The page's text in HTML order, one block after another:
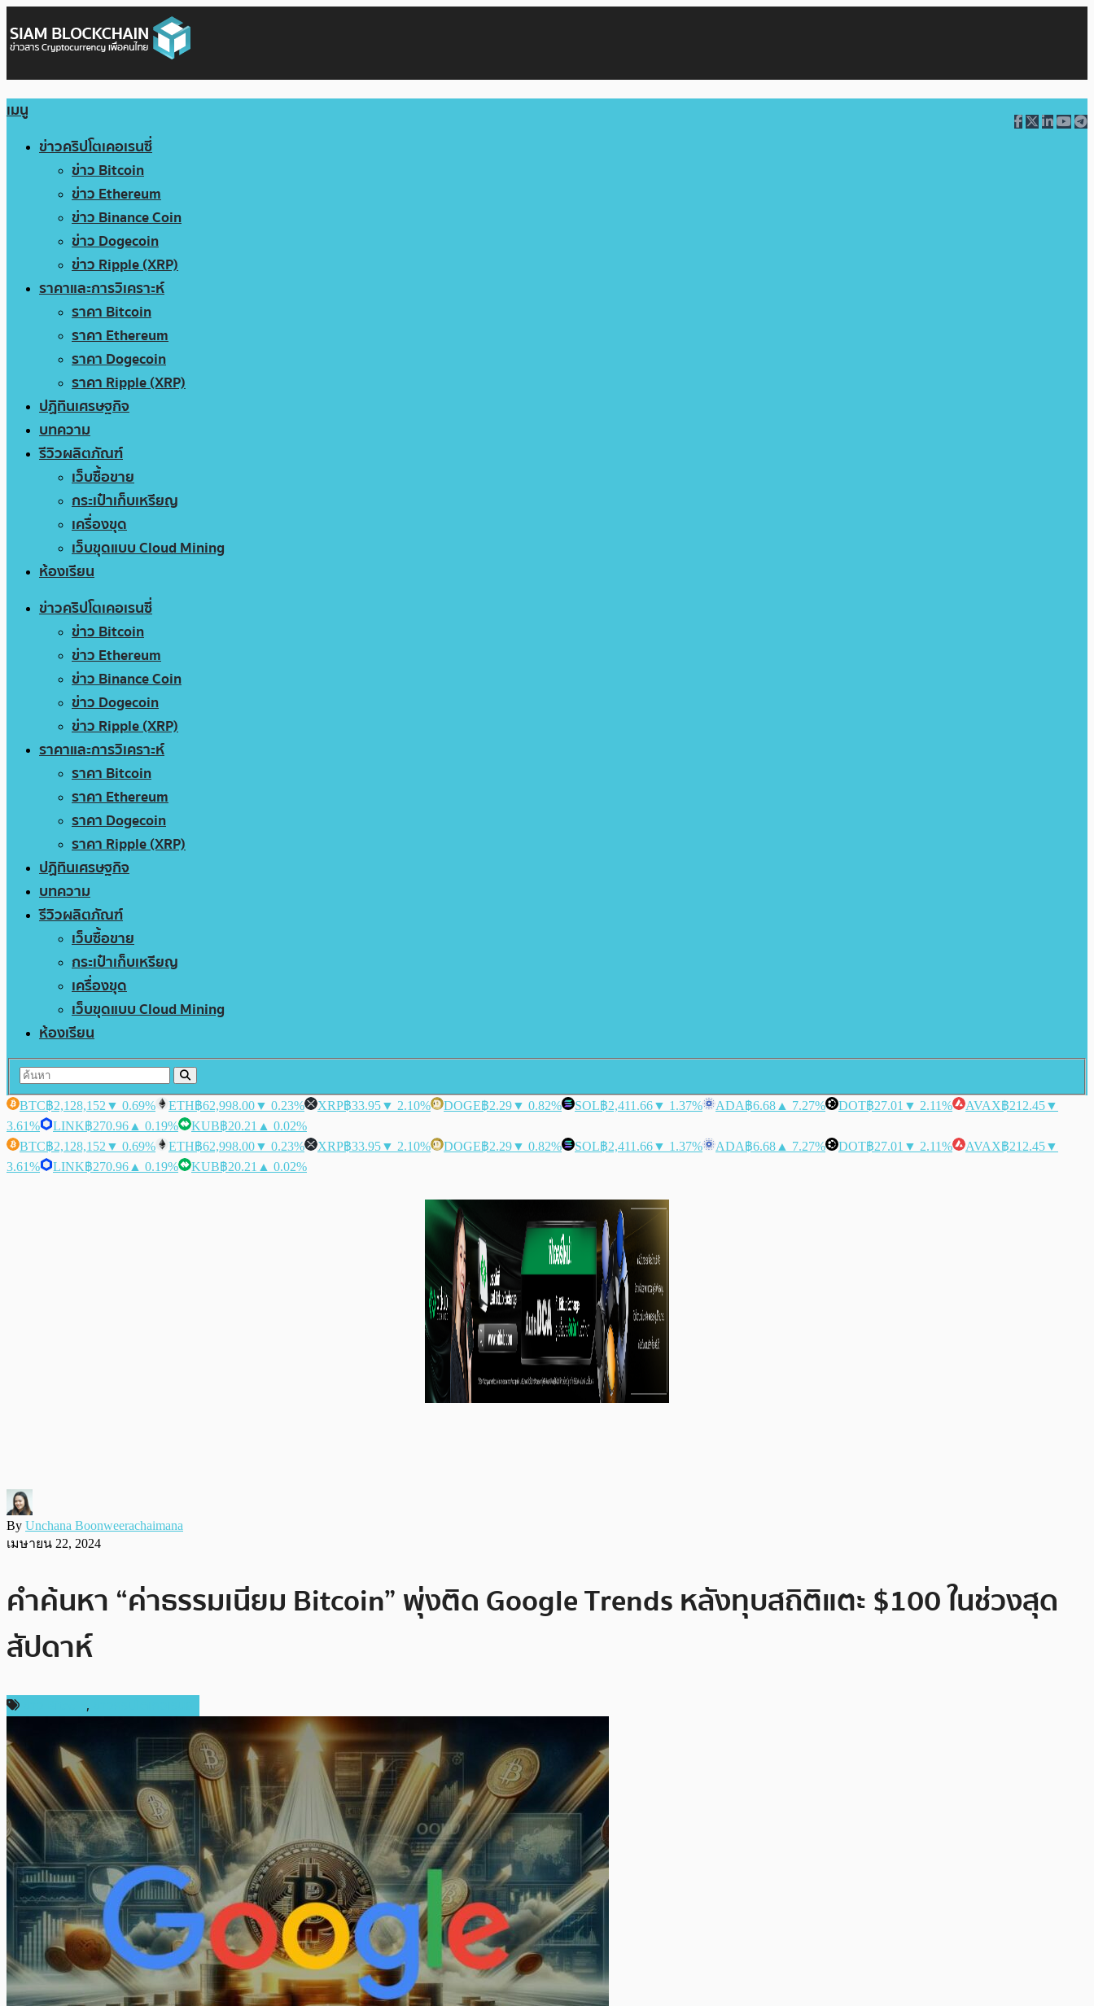
เมนู
ข่าวคริปโตเคอเรนซี่
ข่าว Bitcoin
ข่าว Ethereum
ข่าว Binance Coin
ข่าว Dogecoin
ข่าว Ripple (XRP)
ราคาและการวิเคราะห์
ราคา Bitcoin
ราคา Ethereum
ราคา Dogecoin
ราคา Ripple (XRP)
ปฏิทินเศรษฐกิจ
บทความ
รีวิวผลิตภัณฑ์
เว็บซื้อขาย
กระเป๋าเก็บเหรียญ
เครื่องขุด
เว็บขุดแบบ Cloud Mining
ห้องเรียน
ข่าวคริปโตเคอเรนซี่
ข่าว Bitcoin
ข่าว Ethereum
ข่าว Binance Coin
ข่าว Dogecoin
ข่าว Ripple (XRP)
ราคาและการวิเคราะห์
ราคา Bitcoin
ราคา Ethereum
ราคา Dogecoin
ราคา Ripple (XRP)
ปฏิทินเศรษฐกิจ
บทความ
รีวิวผลิตภัณฑ์
เว็บซื้อขาย
กระเป๋าเก็บเหรียญ
เครื่องขุด
เว็บขุดแบบ Cloud Mining
ห้องเรียน
BTC฿2,128,152 ▼ 0.69% ETH฿62,998.00▼ 0.23% XRP฿33.95▼ 2.10% DOGE฿2.29▼ 0.82% SOL฿2,411.66▼ 1.37% ADA฿6.68 ▲ 7.27% DOT฿27.01 ▼ 2.11% AVAX฿212.45▼
3.61%
LINK฿270.96 ▲ 0.19% KUB฿20.21 ▲ 0.02%
BTC฿2,128,152 ▼ 0.69% ETH฿62,998.00▼ 0.23% XRP฿33.95▼ 2.10% DOGE฿2.29▼ 0.82% SOL฿2,411.66▼ 1.37% ADA฿6.68 ▲ 7.27% DOT฿27.01 ▼ 2.11% AVAX฿212.45▼
3.61%
LINK฿270.96 ▲ 0.19% KUB฿20.21 ▲ 0.02%
By Unchana Boonweerachaimana
เมษายน 22, 2024
คำค้นหา “ค่าธรรมเนียม Bitcoin” พุ่งติด Google Trends หลังทุบสถิติแตะ $100 ในช่วงสุด
สัปดาห์
,